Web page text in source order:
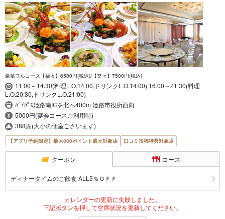
豪華フルコース【福々】6500円(税込)/【楽々】7500円(税込)
11:00～14:30(料理L.O.14:00,ドリンクL.O.14:00),16:00～21:30(料理
L.O.20:30,ドリンクL.O.21:00)
ﾊﾞｲﾊﾟｽ姫路南ICを北へ400m 姫路市役所西向
5000円(宴会コースご利用時)
388席(大小の個室ございます)
【アプリ予約限定】最大800ポイント還元対象店 口コミ投稿特典対象店
クーポン コース
ディナータイムのご飲食 ALL5％ＯＦＦ
カレンダーの更新に失敗しました。
下記ボタンを押して空席状況を更新してください。